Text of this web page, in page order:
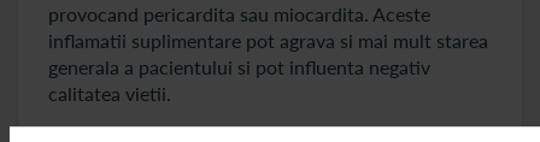
provocand pericardita sau miocardita. Aceste
inflamatii suplimentare pot agrava si mai mult starea
generala a pacientului si pot influenta negativ
calitatea vietii.